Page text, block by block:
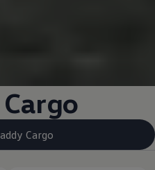
Cargo